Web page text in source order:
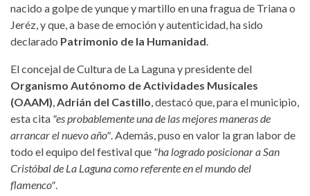
nacido a golpe de yunque y martillo en una fragua de Triana o
Jeréz, y que, a base de emoción y autenticidad, ha sido
declarado Patrimonio de la Humanidad.
El concejal de Cultura de La Laguna y presidente del
Organismo Autónomo de Actividades Musicales
(OAAM),Adrián del Castillo, destacó que, para el municipio,
esta cita "es probablemente una de las mejores maneras de
arrancar el nuevo año". Además, puso en valor la gran labor de
todo el equipo del festival que "ha logrado posicionar a San
Cristóbal de La Laguna como referente en el mundo del
flamenco".